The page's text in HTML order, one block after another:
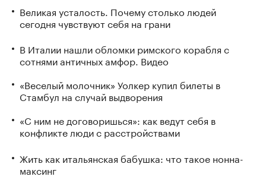
Великая усталость. Почему столько людей
сегодня чувствуют себя на грани
В Италии нашли обломки римского корабля с
сотнями античных амфор. Видео
«Веселый молочник» Уолкер купил билеты в
Стамбул на случай выдворения
«С ним не договоришься»: как ведут себя в
конфликте люди с расстройствами
Жить как итальянская бабушка: что такое нонна-
максинг